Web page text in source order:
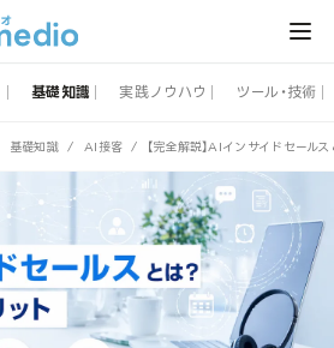
基礎知識 実践ノウハウ ツール・技術
基礎知識 / AI接客 / 【完全解説】AIインサイドセール